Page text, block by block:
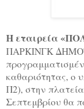
Η εταιρεία
ΠΑΡΚΙΝΓΚ
καθαριότητας, ο
Π2), στην
Σεπτεμβρίου θα